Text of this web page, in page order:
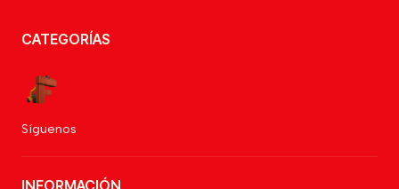
CATEGORÍAS
Síguenos
INFORMACIÓN